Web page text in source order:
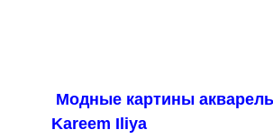
Модные картины
Kareem Iliya